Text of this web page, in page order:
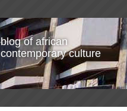
blog of african
contemporary culture